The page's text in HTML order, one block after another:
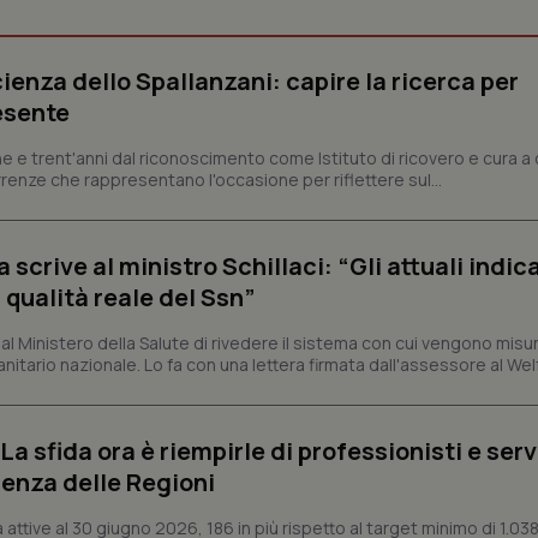
dello Spallanzani: capire la ricerca per
e trent'anni dal riconoscimento come Istituto di ricovero e cura a
che rappresentano l'occasione per riflettere sul...
scrive al ministro Schillaci: “Gli attuali
reale del Ssn”
Ministero della Salute di rivedere il sistema con cui vengono
nazionale. Lo fa con una lettera firmata dall'assessore al
sfida ora è riempirle di professionisti e
delle Regioni
attive al 30 giugno 2026, 186 in più rispetto al target minimo di
dei cookie di Cookie-Script.com
correttamente.
2 giorni
Google LLC
.quotidianosanita.it
1 anno 1
Questo nome di cookie è
per distinguere utenti unici
generato in modo casuale come
cliente. È incluso in ogni
sessioni e campagne per i
www.quotidianosanita.it
linguaggio PHP. Si tratta di un
utilizzato può essere specifico